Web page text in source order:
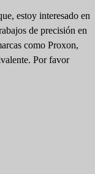
estoy interesado en
de precisión en
como Proxon,
Por favor